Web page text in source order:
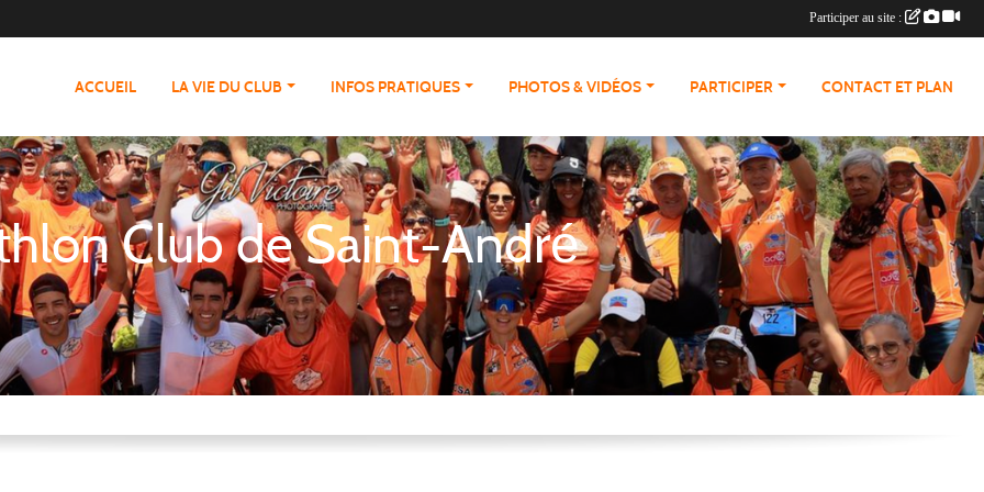
ACCUEIL LA VIE DU CLUB INFOS PRATIQUES PHOTOS & VIDÉOS PARTICIPER CONTACT ET PLAN
Club de Saint-André
Participer au site :